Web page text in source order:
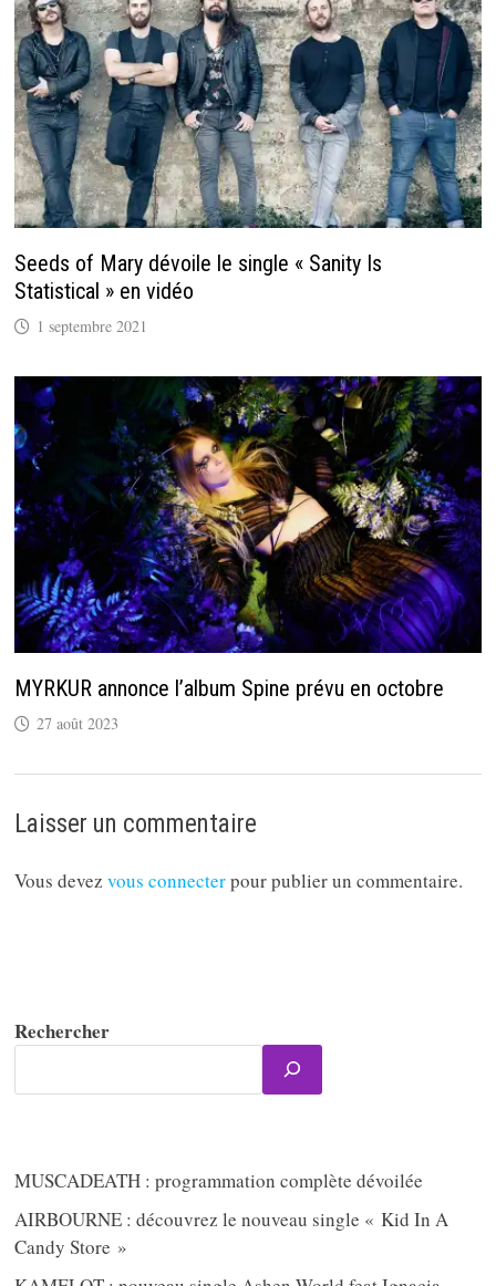
Seeds of Mary dévoile le single « Sanity Is
Statistical » en vidéo
1 septembre 2021
MYRKUR annonce l’album Spine prévu en octobre
27 août 2023
Laisser un commentaire
Vous devezvous connecterpour publier un commentaire.
Rechercher
MUSCADEATH : programmation complète dévoilée
AIRBOURNE : découvrez le nouveau single « Kid In A
Candy Store »